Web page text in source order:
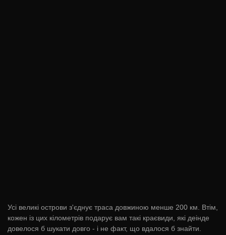
Усі великі острови з'єднує траса довжиною менше 200 км. Втім,
кожен із цих кілометрів подарує вам такі краєвиди, які деінде
довелося б шукати довго - і не факт, що вдалося б знайти.